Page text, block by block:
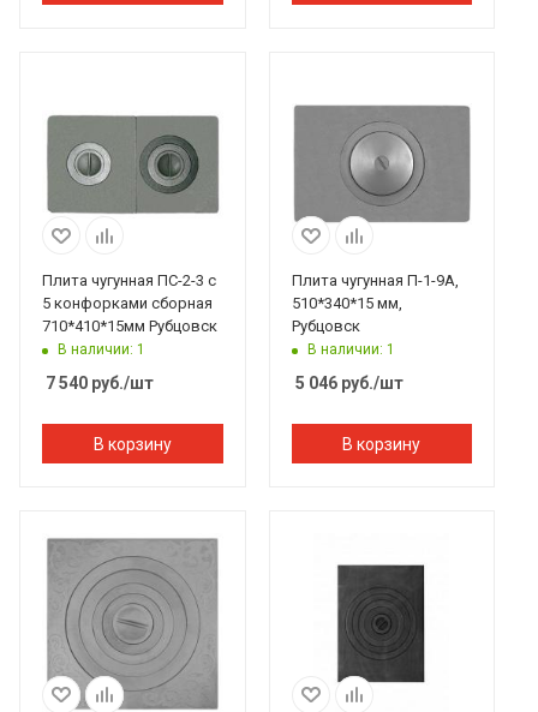
Плита чугунная ПС-2-3 с
5 конфорками сборная
710*410*15мм Рубцовск
В наличии: 1
7 540 руб./шт
В корзину
Плита чугунная П-1-9А,
510*340*15 мм,
Рубцовск
В наличии: 1
5 046руб./шт
В корзину